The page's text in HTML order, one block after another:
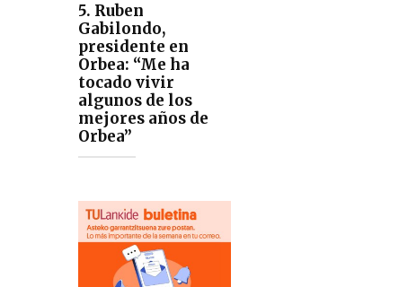
5. Ruben
Gabilondo,
presidente en
Orbea: “Me ha
tocado vivir
algunos de los
mejores años de
Orbea”